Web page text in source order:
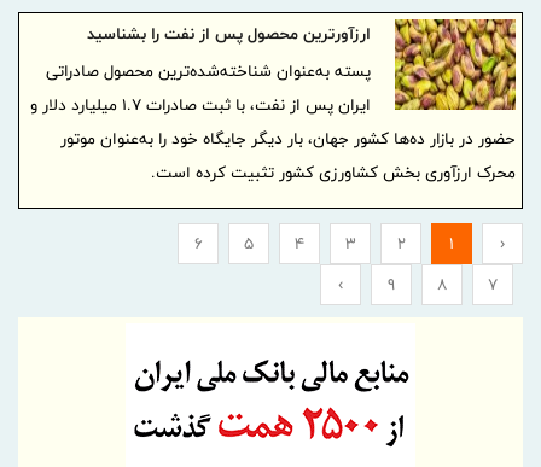
به‌عنوان تأمین‌کننده اصلی زیرساخت‌های ریلی کشور بیش از پیش تثبیت
کرده است. تمرکز بر تولید ریل ملی، افزون بر کاهش وابستگی، به
شتاب‌گیری طرح‌های کلان ریلی در سراسر ایران انجامیده است.
ارزآورترین محصول پس از نفت را بشناسید
پسته به‌عنوان شناخته‌شده‌ترین محصول صادراتی
ایران پس از نفت، با ثبت صادرات 1.7 میلیارد دلار و
حضور در بازار ده‌ها کشور جهان، بار دیگر جایگاه خود را به‌عنوان موتور
محرک ارزآوری بخش کشاورزی کشور تثبیت کرده است.
‹
1
2
3
4
5
6
7
8
9
›